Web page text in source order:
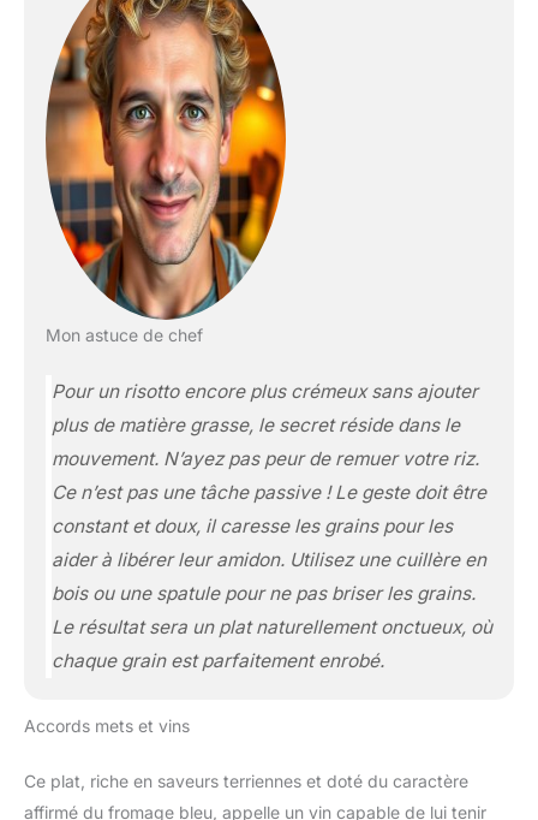
Mon astuce de chef
Pour un risotto encore plus crémeux sans ajouter
plus de matière grasse, le secret réside dans le
mouvement. N’ayez pas peur de remuer votre riz.
Ce n’est pas une tâche passive ! Le geste doit être
constant et doux, il caresse les grains pour les
aider à libérer leur amidon. Utilisez une cuillère en
bois ou une spatule pour ne pas briser les grains.
Le résultat sera un plat naturellement onctueux, où
chaque grain est parfaitement enrobé.
Accords mets et vins
Ce plat, riche en saveurs terriennes et doté du caractère
affirmé du fromage bleu, appelle un vin capable de lui tenir